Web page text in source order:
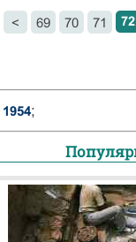
< 69 70 71 72
1954;